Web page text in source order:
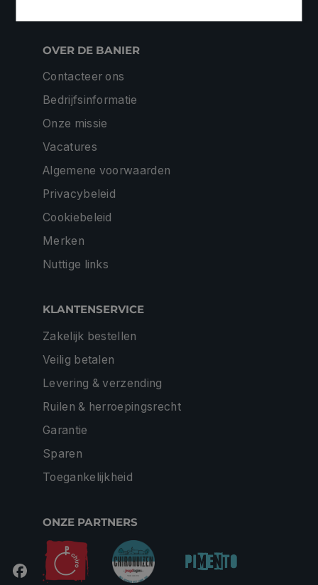
OVER DE BANIER
Contacteer ons
Bedrijfsinformatie
Onze missie
Vacatures
Algemene voorwaarden
Privacybeleid
Cookiebeleid
Merken
Nuttige links
KLANTENSERVICE
Zakelijk bestellen
Veilig betalen
Levering & verzending
Ruilen & herroepingsrecht
Garantie
Sparen
Toegankelijkheid
ONZE PARTNERS